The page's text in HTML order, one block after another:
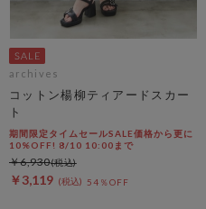
archives
コットン楊柳ティアードスカー
ト
期間限定タイムセールSALE価格から更に
10%OFF! 8/10 10:00まで
￥3,119 54％OFF
￥6,930